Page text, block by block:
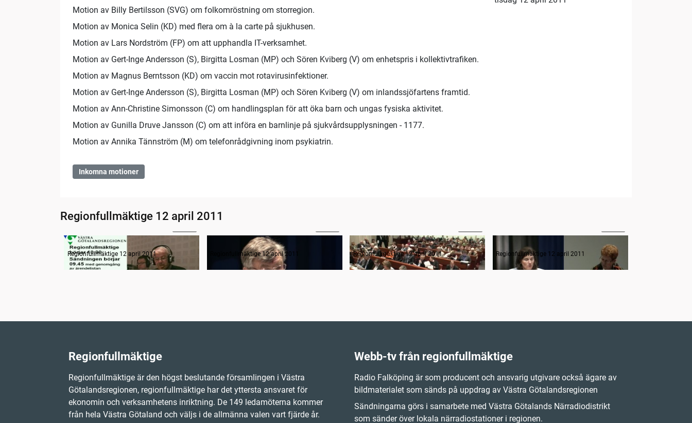
Motion av Billy Bertilsson (SVG) om folkomröstning om storregion.
Motion av Monica Selin (KD) med flera om à la carte på sjukhusen.
Motion av Lars Nordström (FP) om att upphandla IT-verksamhet.
Motion av Gert-Inge Andersson (S), Birgitta Losman (MP) och Sören Kviberg (V) om enhetspris i kollektivtrafiken.
Motion av Magnus Berntsson (KD) om vaccin mot rotavirusinfektioner.
Motion av Gert-Inge Andersson (S), Birgitta Losman (MP) och Sören Kviberg (V) om inlandssjöfartens framtid.
Motion av Ann-Christine Simonsson (C) om handlingsplan för att öka barn och ungas fysiska aktivitet.
Motion av Gunilla Druve Jansson (C) om att införa en barnlinje på sjukvårdsupplysningen - 1177.
Motion av Annika Tännström (M) om telefonrådgivning inom psykiatrin.
Inkomna motioner
Regionfullmäktige 12 april 2011
Radion informerar
Regionfullmäktige 12 april 2011
Sammanträdets öppnande
Regionfullmäktige 12 april 2011
Upprop samt anmälan om tjänstgörande ersättare
Regionfullmäktige 12 april 2011
Frågestund
Regionfullmäktige 12 april 2011
Regionfullmäktige
Regionfullmäktige är den högst beslutande församlingen i Västra
Götalandsregionen, regionfullmäktige har det yttersta ansvaret för
ekonomin och verksamhetens inriktning. De 149 ledamöterna kommer
från hela Västra Götaland och väljs i de allmänna valen vart fjärde år.
Webb-tv från regionfullmäktige
Radio Falköping är som producent och ansvarig utgivare också ägare av
bildmaterialet som sänds på uppdrag av Västra Götalandsregionen
Sändningarna görs i samarbete med Västra Götalands Närradiodistrikt
som sänder över lokala närradiostationer i regionen.